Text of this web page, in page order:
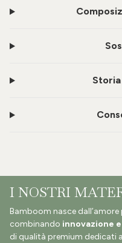
I NOSTRI
Bamboom nasce
combinando innovazione
di qualità premium dedicati